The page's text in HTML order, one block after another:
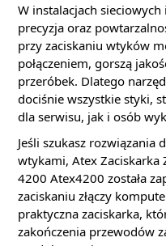
W instalacjach
precyzja oraz
przy zaciskaniu wtyków
połączeniem, gorszą
przeróbek. Dlatego
dociśnie wszystkie styki,
dla serwisu, jak i osób
Jeśli szukasz rozwiązania
wtykami, Atex Zaciskarka
4200 Atex4200 została
zaciskaniu złączy
praktyczna zaciskarka,
zakończenia przewodów